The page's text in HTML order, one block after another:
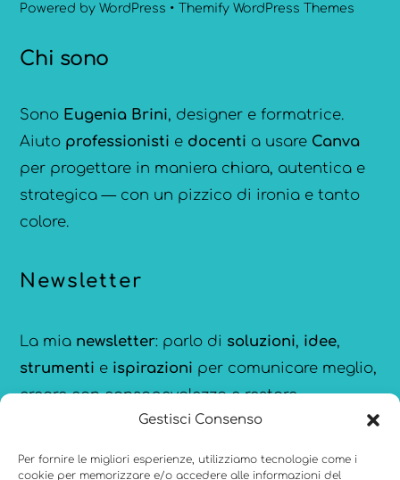
Gestisci Consenso
Per fornire le migliori esperienze, utilizziamo tecnologie come i
cookie per memorizzare e/o accedere alle informazioni del
Powered byWordPress •Themify WordPress Themes
Chi sono
Sono Eugenia Brini, designer e formatrice.
Aiuto professionisti e docenti a usare Canva
per progettare in maniera chiara, autentica e
strategica — con un pizzico di ironia e tanto
colore.
Newsletter
La mia newsletter: parlo di soluzioni, idee,
strumenti e ispirazioni per comunicare meglio,
creare con consapevolezza e restare
aggiornata sulle novità diCanva